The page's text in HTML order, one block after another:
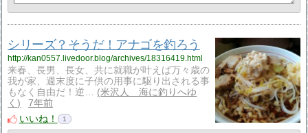
シリーズ？そうだ！アナゴを釣ろう
http://kan0557.livedoor.blog/archives/18316419.html
来春、長男、長女、共に就職が叶えば万々歳の
我が家、週末度に子供の用事に駆り出される事
もなく自由だ！逆…
米沢人 海に釣りへゆ
く
7年前
いいね！
1